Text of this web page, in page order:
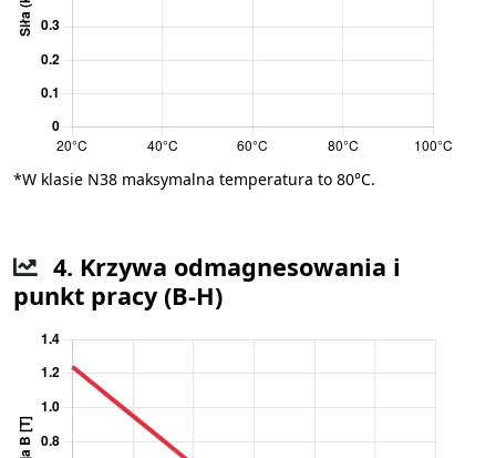
*W klasie N38 maksymalna temperatura to 80°C.
4. Krzywa odmagnesowania i
punkt pracy (B-H)